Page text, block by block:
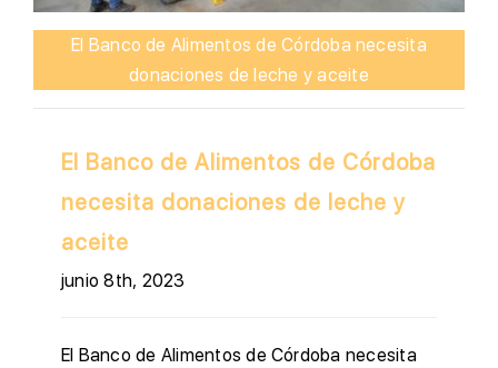
El Banco de Alimentos de Córdoba necesita
donaciones de leche y aceite
El Banco de Alimentos de Córdoba
necesita donaciones de leche y
aceite
junio 8th, 2023
El Banco de Alimentos de Córdoba necesita